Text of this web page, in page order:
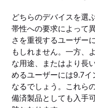
どちらのデバイスを選
帯性への要求によって
さを重視するユーザー
もしれません。一方、
な用途、またはより長
めるユーザーには9.7
なるでしょう。これら
備済製品としても入手